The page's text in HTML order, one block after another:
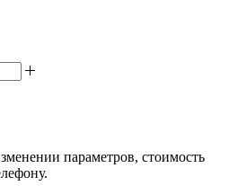
параметров, стоимость